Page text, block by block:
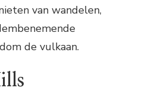
van wandelen,
de vulkaan.